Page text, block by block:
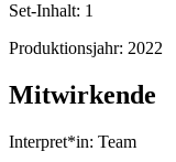
Set-Inhalt: 1
Produktionsjahr: 2022
Mitwirkende
Interpret*in: Team